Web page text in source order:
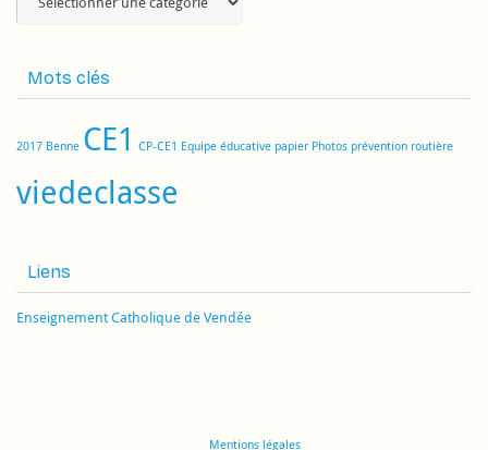
Mots clés
2017 Benne CE1 CP-CE1 Equipe éducative papier Photos prévention routière
viedeclasse
Liens
Enseignement Catholique de Vendée
Mentions légales